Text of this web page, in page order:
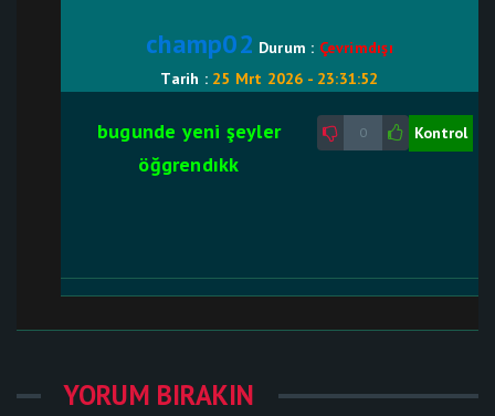
champ02 Durum : Çevrimdışı
Tarih : 25 Mrt 2026 - 23:31:52
0 Kontrol
bugunde yeni şeyler
öğgrendıkk
YORUM BIRAKIN